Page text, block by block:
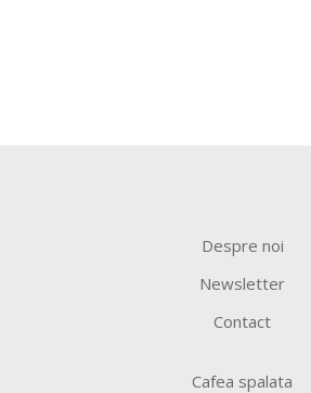
Despre noi
Newsletter
Contact
Cafea spalata